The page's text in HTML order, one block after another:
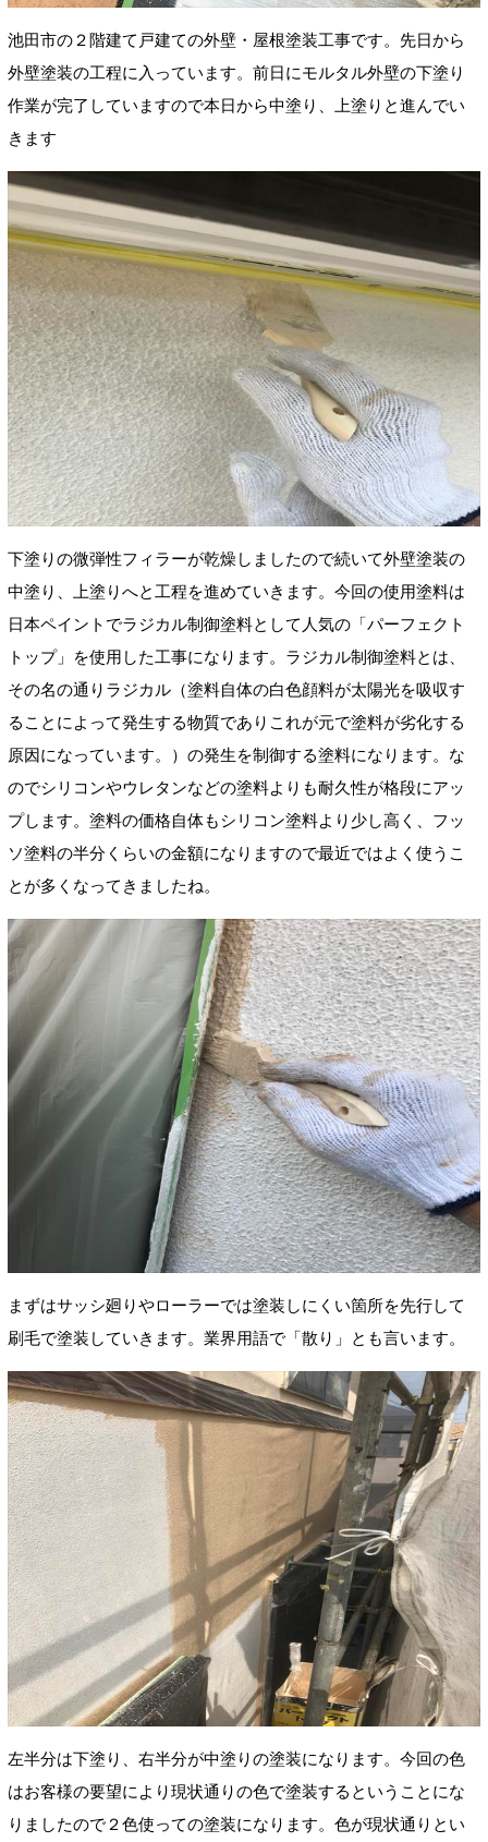
池田市の２階建て戸建ての外壁・屋根塗装工事です。先日から
外壁塗装の工程に入っています。前日にモルタル外壁の下塗り
作業が完了していますので本日から中塗り、上塗りと進んでい
きます
下塗りの微弾性フィラーが乾燥しましたので続いて外壁塗装の
中塗り、上塗りへと工程を進めていきます。今回の使用塗料は
日本ペイントでラジカル制御塗料として人気の「パーフェクト
トップ」を使用した工事になります。ラジカル制御塗料とは、
その名の通りラジカル（塗料自体の白色顔料が太陽光を吸収す
ることによって発生する物質でありこれが元で塗料が劣化する
原因になっています。）の発生を制御する塗料になります。な
のでシリコンやウレタンなどの塗料よりも耐久性が格段にアッ
プします。塗料の価格自体もシリコン塗料より少し高く、フッ
ソ塗料の半分くらいの金額になりますので最近ではよく使うこ
とが多くなってきましたね。
まずはサッシ廻りやローラーでは塗装しにくい箇所を先行して
刷毛で塗装していきます。業界用語で「散り」とも言います。
左半分は下塗り、右半分が中塗りの塗装になります。今回の色
はお客様の要望により現状通りの色で塗装するということにな
りましたので２色使っての塗装になります。色が現状通りとい